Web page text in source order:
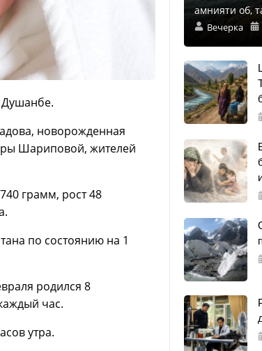
новорожденная
Шариповой, жителей
грамм, рост 48
по состоянию на 1
родился 8
час.
утра.
амнияти об,
Вечерка